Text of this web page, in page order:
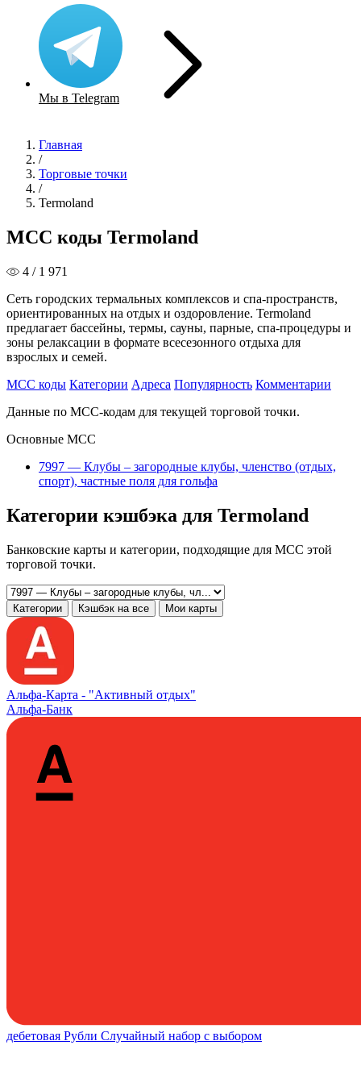
Мы в Telegram
Главная
/
Торговые точки
/
Termoland
MCC коды Termoland
4 / 1 971
Сеть городских термальных комплексов и спа-пространств,
ориентированных на отдых и оздоровление. Termoland
предлагает бассейны, термы, сауны, парные, спа-процедуры и
зоны релаксации в формате всесезонного отдыха для
взрослых и семей.
MCC коды Категории Адреса Популярность Комментарии
Данные по MCC-кодам для текущей торговой точки.
Основные MCC
7997 — Клубы – загородные клубы, членство (отдых,
спорт), частные поля для гольфа
Категории кэшбэка для Termoland
Банковские карты и категории, подходящие для MCC этой
торговой точки.
Категории Кэшбэк на все Мои карты
Альфа‑Карта - "Активный отдых"
Альфа-Банк
дебетовая Рубли Случайный набор с выбором